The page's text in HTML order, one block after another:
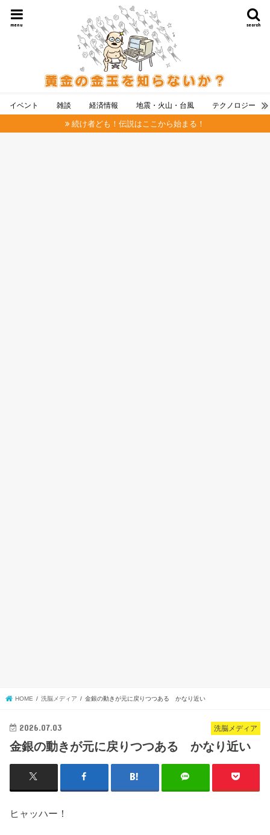
search
menu
イベント 雑談 経済情報 地震・火山・台風 テクノロジー
続け者ども！伝説はここから始まる！
HOME 洗脳メディア 金銀の動きが元に戻りつつある かなり近い
洗脳メディア
2026.07.03
金銀の動きが元に戻りつつある かなり近い
ヒャッハー！